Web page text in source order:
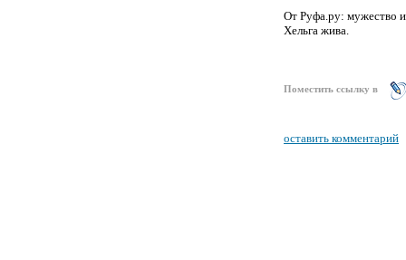
От Руфа.ру: мужество
Хельга жива.
Поместить ссылку в
оставить комментарий